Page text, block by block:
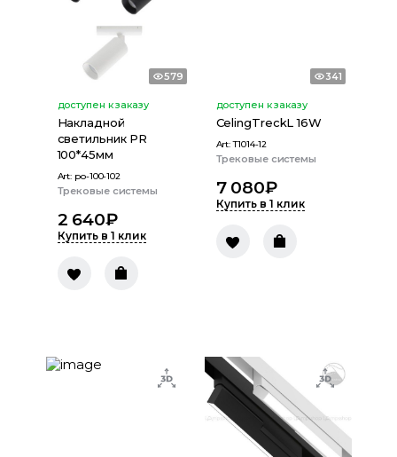
579
доступен к заказу
Накладной
светильник PR
100*45мм
Art: po-100-102
Трековые системы
2 640₽
Купить в 1 клик
341
доступен к заказу
CelingTreckL 16W
Art:T1014-12
Трековые системы
7 080₽
Купить в 1 клик